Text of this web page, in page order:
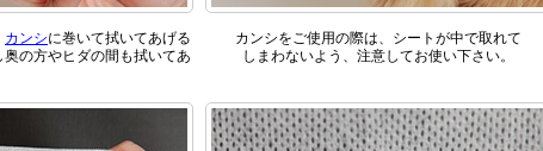
カンシに巻いて拭いてあげる
の方やヒダの間も拭いてあ
カンシをご使用の際は、シートが中で取れて
しまわないよう、注意してお使い下さい。